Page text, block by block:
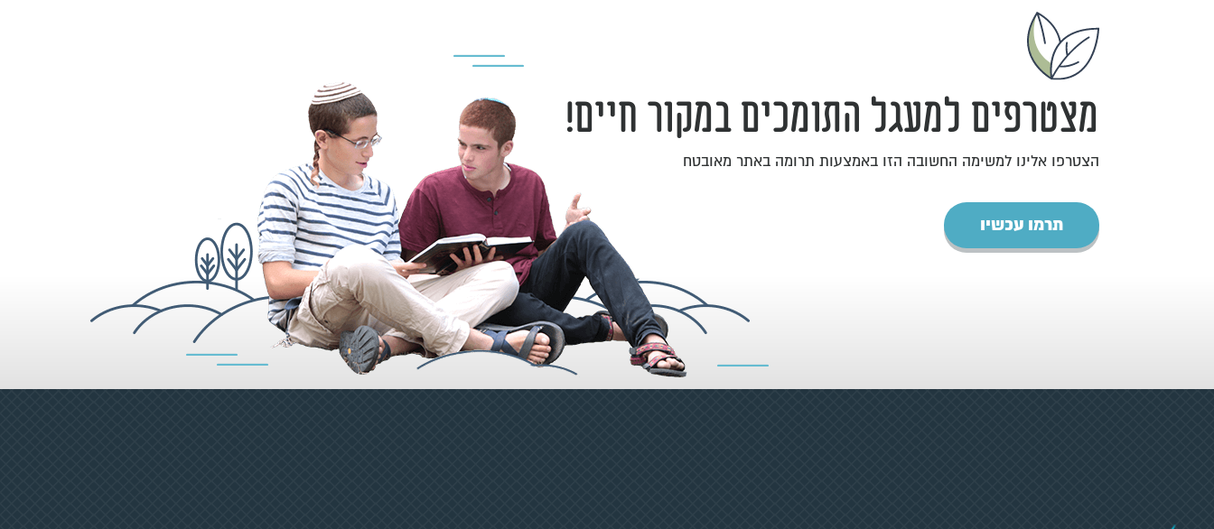
מצטרפים למעגל התומכים במקור חיים!
הצטרפו אלינו למשימה החשובה הזו באמצעות תרומה באתר מאובטח
תרמו עכשיו